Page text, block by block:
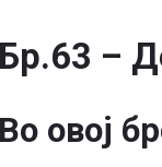
Бр.63 –
Во овој